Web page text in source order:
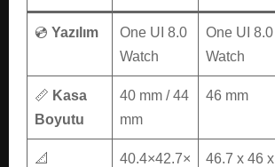
💿 Yazılım
One UI 8.0
Watch
One UI 8.0
Watch
📏 Kasa
Boyutu
40 mm / 44
mm
46 mm
📐
40.4×42.7×
46.7 x 46 x